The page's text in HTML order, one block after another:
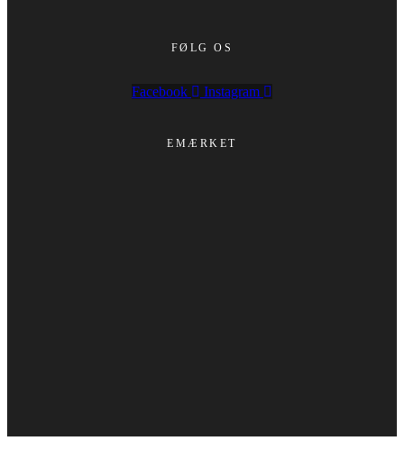
FØLG OS
Facebook Instagram
EMÆRKET